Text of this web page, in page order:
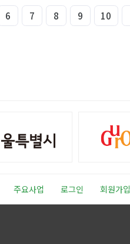
6 7 8 9 10
주요사업 로그인 회원가입